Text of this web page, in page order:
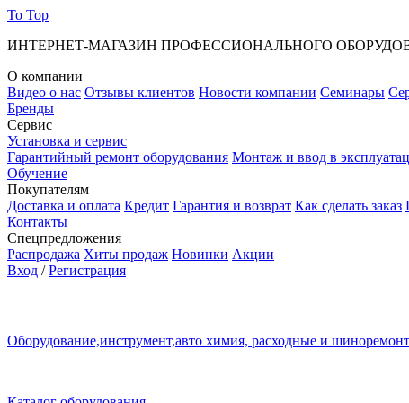
To Top
ИНТЕРНЕТ-МАГАЗИН ПРОФЕССИОНАЛЬНОГО
О компании
Видео о нас Отзывы клиентов Новости компании Семинары
Бренды
Сервис
Установка и сервис
Гарантийный ремонт оборудования Монтаж и ввод в
Обучение
Покупателям
Доставка и оплата Кредит Гарантия и возврат Как сделать заказ
Контакты
Спецпредложения
Распродажа Хиты продаж Новинки Акции
Вход /Регистрация
Оборудование,инструмент,авто химия, расходные и